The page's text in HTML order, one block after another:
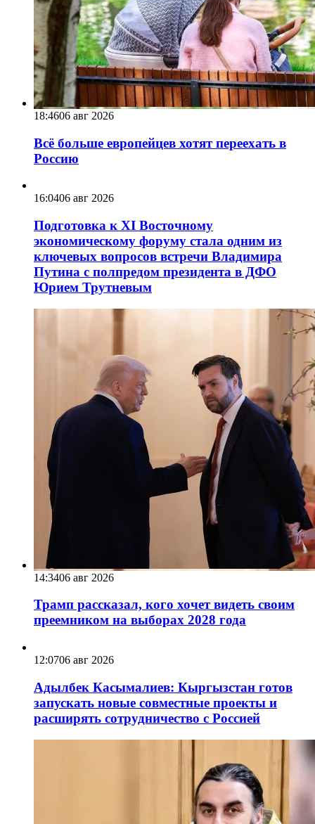
18:4606 авг 2026
Всё больше европейцев хотят переехать в
Россию
16:0406 авг 2026
Подготовка к XI Восточному
экономическому форуму стала одним из
ключевых вопросов встречи Владимира
Путина с полпредом президента в ДФО
Юрием Трутневым
14:3406 авг 2026
Трамп рассказал, кого хочет видеть своим
преемником на выборах 2028 года
12:0706 авг 2026
Адылбек Касымалиев: Кыргызстан готов
запускать новые совместные проекты и
расширять сотрудничество с Россией